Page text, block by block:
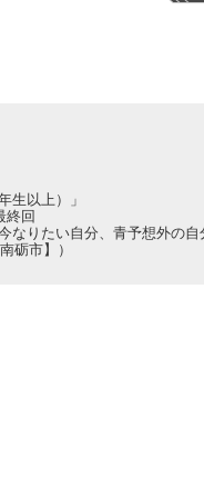
以上）」
終回
なりたい自分、青予想外の自
砺市】）